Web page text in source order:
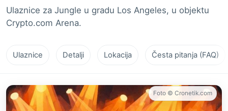
Ulaznice za Jungle u gradu Los Angeles, u objektu
Crypto.com Arena.
Ulaznice Detalji Lokacija Česta pitanja (FAQ)
Foto © Cronetik.com